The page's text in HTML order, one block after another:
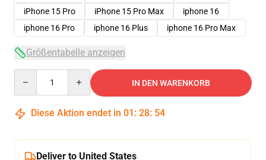
iPhone 15 Pro
iPhone 15 Pro Max
iphone 16
iphone 16 Pro
iphone 16 Plus iphone 16 Pro Max
Größentabelle anzeigen
IN DEN WARENKORB
Diese Aktion endet in 01 : 28: 53
Deliver to United States